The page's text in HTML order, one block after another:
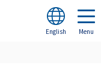
English